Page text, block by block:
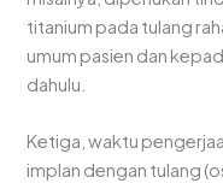
titanium pada tulang
umum pasien dan
dahulu.
Ketiga, waktu
implan dengan tulang